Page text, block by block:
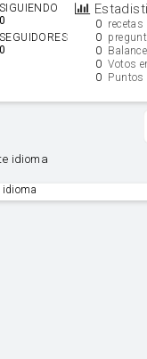
0 recetas
0
0
0 Votos
0 Puntos
SIGUIENDO
0
SEGUIDORES
0
idioma
idioma